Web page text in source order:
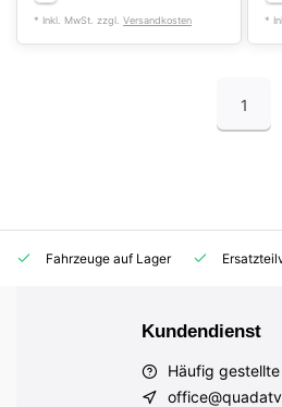
* Inkl. MwSt. zzgl. Versandkosten *
1
Fahrzeuge auf Lager
Kundendienst
Häufig